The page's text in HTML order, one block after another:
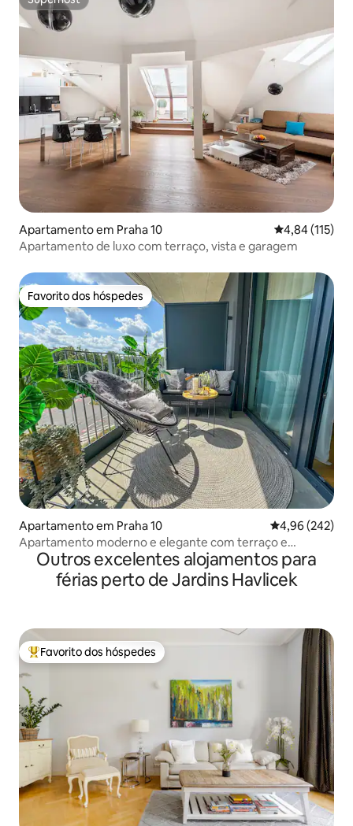
Superhost
Apartamento em Praha 10 Classificação
4,84 (115)
Apartamento de luxo com terraço, vista e garagem
Favorito dos hóspedes
Favorito dos hóspedes
Apartamento em Praha 10 Classificação
4,96 (242)
Apartamento moderno e elegante com terraço e
garagem perto do metrô
Outros excelentes alojamentos para
férias perto de Jardins Havlicek
Favoritos dos hóspedes mais apreciados
Favorito dos hóspedes